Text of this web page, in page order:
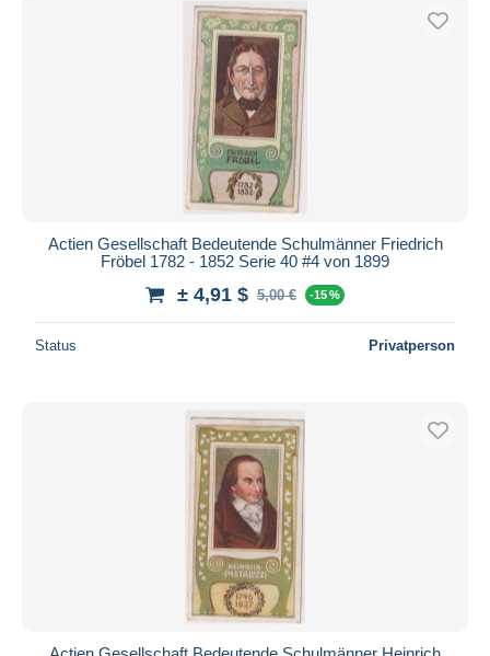
Übernehmen
Actien Gesellschaft Bedeutende Schulmänner Friedrich
Fröbel 1782 - 1852 Serie 40 #4 von 1899
± 4,91 $ 5,00 € -15 %
Status Privatperson